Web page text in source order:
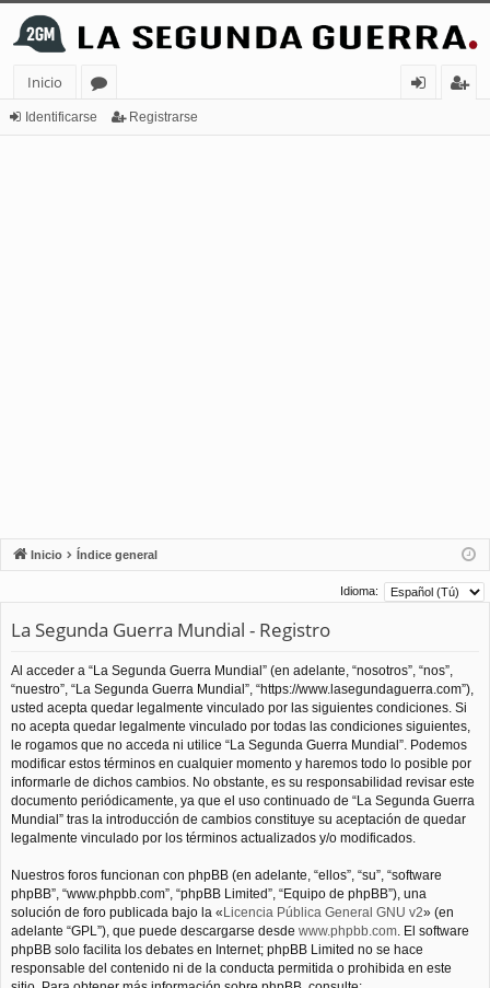
Inicio
or
Identificarse Registrarse
Inicio Índice general
Idioma:
La Segunda Guerra Mundial - Registro
Al acceder a “La Segunda Guerra Mundial” (en adelante, “nosotros”, “nos”,
“nuestro”, “La Segunda Guerra Mundial”, “https://www.lasegundaguerra.com”),
usted acepta quedar legalmente vinculado por las siguientes condiciones. Si
no acepta quedar legalmente vinculado por todas las condiciones siguientes,
le rogamos que no acceda ni utilice “La Segunda Guerra Mundial”. Podemos
modificar estos términos en cualquier momento y haremos todo lo posible por
informarle de dichos cambios. No obstante, es su responsabilidad revisar este
documento periódicamente, ya que el uso continuado de “La Segunda Guerra
Mundial” tras la introducción de cambios constituye su aceptación de quedar
legalmente vinculado por los términos actualizados y/o modificados.
Nuestros foros funcionan con phpBB (en adelante, “ellos”, “su”, “software
phpBB”, “www.phpbb.com”, “phpBB Limited”, “Equipo de phpBB”), una
solución de foro publicada bajo la «Licencia Pública General GNU v2» (en
adelante “GPL”), que puede descargarse desde www.phpbb.com. El software
phpBB solo facilita los debates en Internet; phpBB Limited no se hace
responsable del contenido ni de la conducta permitida o prohibida en este